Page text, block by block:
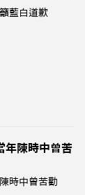
藍白道歉
年陳時中曾苦
時中曾苦勸